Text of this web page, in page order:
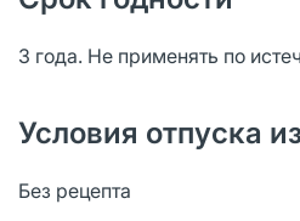
3 года. Не применять по
Условия отпуска
Без рецепта